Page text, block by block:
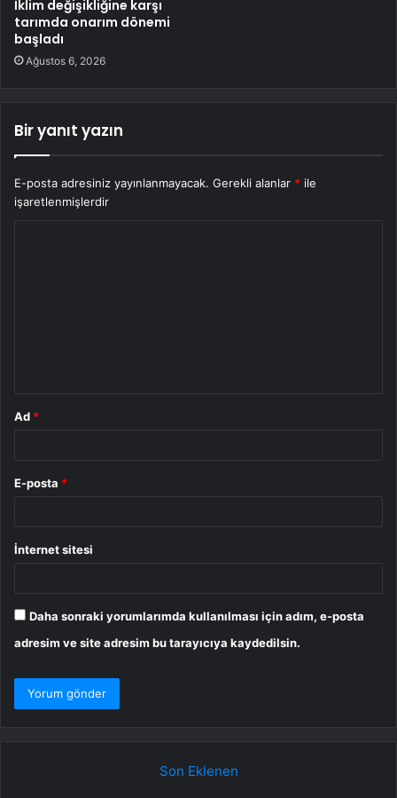
İklim değişikliğine karşı
tarımda onarım dönemi
başladı
Ağustos 6, 2026
Bir yanıt yazın
E-posta adresiniz yayınlanmayacak. Gerekli alanlar * ile
işaretlenmişlerdir
Ad *
E-posta *
İnternet sitesi
Daha sonraki yorumlarımda kullanılması için adım, e-posta
adresim ve site adresim bu tarayıcıya kaydedilsin.
Son Eklenen